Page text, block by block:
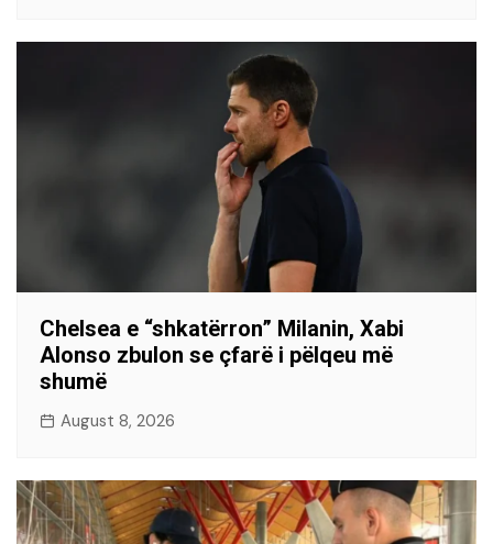
Chelsea e “shkatërron” Milanin, Xabi
Alonso zbulon se çfarë i pëlqeu më
shumë
August 8, 2026